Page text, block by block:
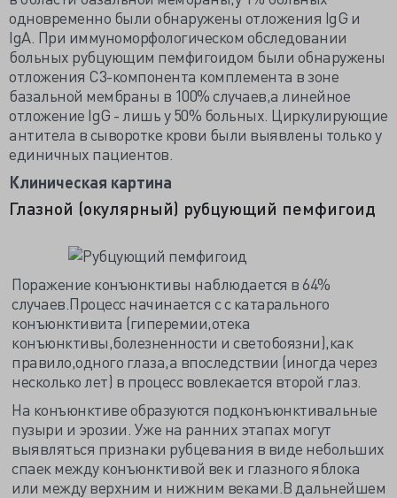
одновременно были обнаружены отложения IgG и
IgA. При иммуноморфологическом обследовании
больных рубцующим пемфигоидом были обнаружены
отложения C3-компонента комплемента в зоне
базальной мембраны в 100% случаев,а линейное
отложение IgG - лишь у 50% больных. Циркулирующие
антитела в сыворотке крови были выявлены только у
единичных пациентов.
Клиническая картина
Глазной (окулярный) рубцующий пемфигоид
Поражение конъюнктивы наблюдается в 64%
случаев.Процесс начинается с с катарального
конъюнктивита (гиперемии,отека
конъюнктивы,болезненности и светобоязни),как
правило,одного глаза,а впоследствии (иногда через
несколько лет) в процесс вовлекается второй глаз.
На конъюнктиве образуются подконъюнктивальные
пузыри и эрозии. Уже на ранних этапах могут
выявляться признаки рубцевания в виде небольших
спаек между конъюнктивой век и глазного яблока
или между верхним и нижним веками.В дальнейшем